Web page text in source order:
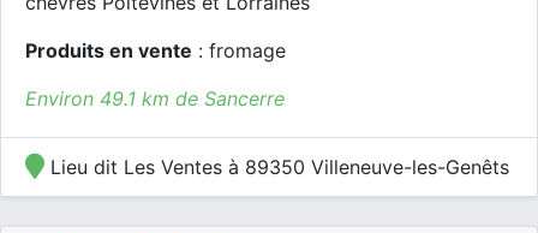
Produits en vente : fromage
Environ 49.1 km de Sancerre
Lieu dit Les Ventes à 89350 Villeneuve-les-Genêts